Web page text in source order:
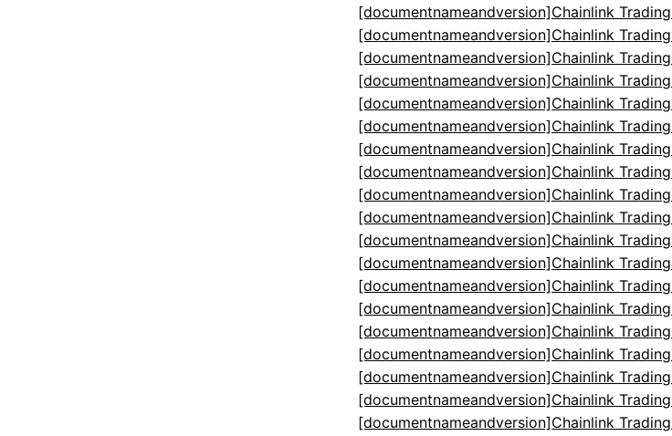
[documentnameandversion]Chainlink
[documentnameandversion]Chainlink
[documentnameandversion]Chainlink
[documentnameandversion]Chainlink
[documentnameandversion]Chainlink
[documentnameandversion]Chainlink
[documentnameandversion]Chainlink
[documentnameandversion]Chainlink
[documentnameandversion]Chainlink
[documentnameandversion]Chainlink
[documentnameandversion]Chainlink
[documentnameandversion]Chainlink
[documentnameandversion]Chainlink
[documentnameandversion]Chainlink
[documentnameandversion]Chainlink
[documentnameandversion]Chainlink
[documentnameandversion]Chainlink
[documentnameandversion]Chainlink
[documentnameandversion]Chainlink